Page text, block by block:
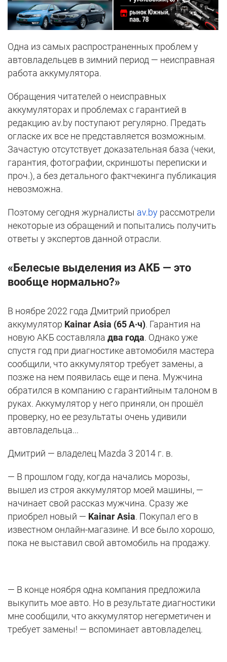
Одна из самых распространенных проблем у
автовладельцев в зимний период — неисправная
работа аккумулятора.
Обращения читателей о неисправных
аккумуляторах и проблемах с гарантией в
редакцию av.by поступают регулярно. Предать
огласке их все не представляется возможным.
Зачастую отсутствует доказательная база (чеки,
гарантия, фотографии, скриншоты переписки и
проч.), а без детального фактчекинга публикация
невозможна.
Поэтому сегодня журналисты av.by рассмотрели
некоторые из обращений и попытались получить
ответы у экспертов данной отрасли.
«Белесые выделения из АКБ — это
вообще нормально?»
В ноябре 2022 года Дмитрий приобрел
аккумулятор Kainar Asia (65 А·ч). Гарантия на
новую АКБ составляла два года. Однако уже
спустя год при диагностике автомобиля мастера
сообщили, что аккумулятор требует замены, а
позже на нем появилась еще и пена. Мужчина
обратился в компанию с гарантийным талоном в
руках. Аккумулятор у него приняли, он прошёл
проверку, но ее результаты очень удивили
автовладельца...
Дмитрий — владелец Mazda 3 2014 г. в.
— В прошлом году, когда начались морозы,
вышел из строя аккумулятор моей машины, —
начинает свой рассказ мужчина. Сразу же
приобрел новый — Kainar Asia. Покупал его в
известном онлайн-магазине. И все было хорошо,
пока не выставил свой автомобиль на продажу.
— В конце ноября одна компания предложила
выкупить мое авто. Но в результате диагностики
мне сообщили, что аккумулятор негерметичен и
требует замены! — вспоминает автовладелец.